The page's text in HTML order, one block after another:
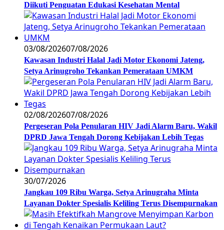
Diikuti Penguatan Edukasi Kesehatan Mental
03/08/202607/08/2026
Kawasan Industri Halal Jadi Motor Ekonomi Jateng,
Setya Arinugroho Tekankan Pemerataan UMKM
02/08/202607/08/2026
Pergeseran Pola Penularan HIV Jadi Alarm Baru, Wakil
DPRD Jawa Tengah Dorong Kebijakan Lebih Tegas
30/07/2026
Jangkau 109 Ribu Warga, Setya Arinugraha Minta
Layanan Dokter Spesialis Keliling Terus Disempurnakan